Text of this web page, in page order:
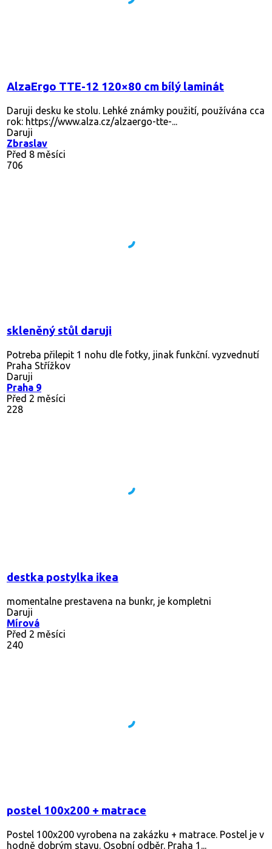
AlzaErgo TTE-12 120×80 cm bílý laminát
Daruji desku ke stolu. Lehké známky použití, používána cca
rok: https://www.alza.cz/alzaergo-tte-...
Daruji
Zbraslav
Před 8 měsíci
706
skleněný stůl daruji
Potreba přilepit 1 nohu dle fotky, jinak funkční. vyzvednutí
Praha Střížkov
Daruji
Praha 9
Před 2 měsíci
228
destka postylka ikea
momentalne prestavena na bunkr, je kompletni
Daruji
Mírová
Před 2 měsíci
240
postel 100x200 + matrace
Postel 100x200 vyrobena na zakázku + matrace. Postel je v
hodně dobrým stavu. Osobní odběr. Praha 1...